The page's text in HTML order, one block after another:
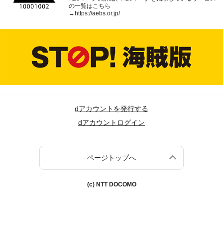
の一覧はこちら
→https://aebs.or.jp/
dアカウントを発行する
dアカウントログイン
ページトップへ
(c) NTT DOCOMO